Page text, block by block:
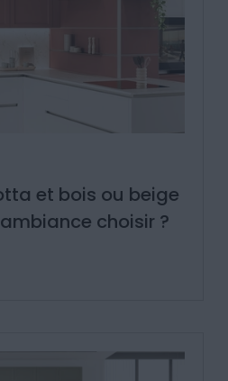
et bois ou beige
choisir ?